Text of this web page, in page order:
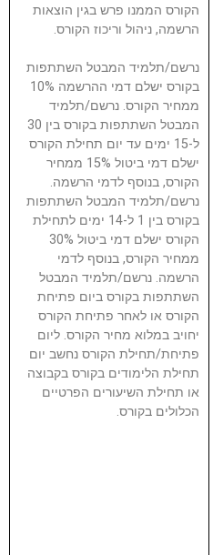
הקורס הממנו פרש בגין הוצאות
הרשמה, ניהול וריכוז הקורס.
נרשם/תלמיד המבטל השתתפות
בקורס ישלם דמי ההרשמה 10%
ממחיר הקורס. נרשם/תלמיד
המבטל השתתפות בקורס בין 30
ל-15 ימים עד יום תחילת הקורס
ישלם דמי ביטול 15% ממחיר
הקורס, בנוסף לדמי הרשמה.
נרשם/תלמיד המבטל השתתפות
בקורס בין 1 ל-14 ימים לתחילת
הקורס ישלם דמי ביטול 30%
ממחיר הקורס, בנוסף לדמי
הרשמה. נרשם/תלמיד המבטל
השתתפות בקורס ביום פתיחת
הקורס או לאחר פתיחת הקורס
יחויב במלוא מחיר הקורס. ליום
פתיחת/תחילת הקורס נחשב יום
תחילת הלימודים בקורס בקבוצה
או תחילת השיעורים הפרטיים
הכלולים בקורס.